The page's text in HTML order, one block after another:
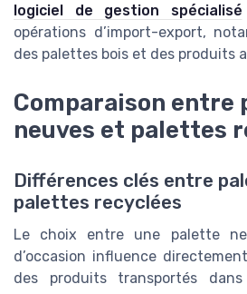
logiciel de gestion spécialisé
opérations d’import-export,
des palettes bois et des produits
Comparaison entre
neuves et palettes
Différences clés entre
palettes recyclées
Le choix entre une palette
d’occasion influence
des produits transportés